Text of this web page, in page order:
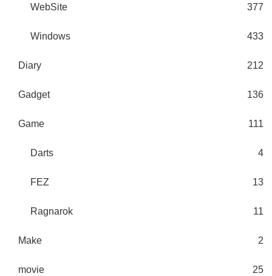
WebSite 377
Windows 433
Diary 212
Gadget 136
Game 111
Darts 4
FEZ 13
Ragnarok 11
Make 2
movie 25